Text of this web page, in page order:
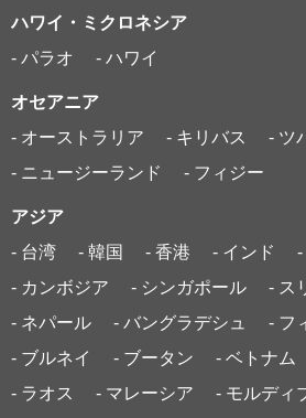
ハワイ・ミクロネシア
- パラオ
- ハワイ
オセアニア
- オーストラリア
- キリバス - ツ
- ニュージーランド
- フィジー
アジア
- 台湾
- 韓国 - 香港 - インド
-
- カンボジア
- シンガポール - ス
- ネパール
- バングラデシュ
- フ
- ブルネイ
- ブータン - ベトナム
- ラオス
- マレーシア - モルディ